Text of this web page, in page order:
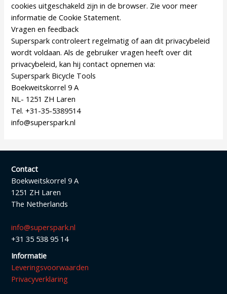
cookies uitgeschakeld zijn in de browser. Zie voor meer
informatie de Cookie Statement.
Vragen en feedback
Superspark controleert regelmatig of aan dit privacybeleid
wordt voldaan. Als de gebruiker vragen heeft over dit
privacybeleid, kan hij contact opnemen via:
Superspark Bicycle Tools
Boekweitskorrel 9 A
NL- 1251 ZH Laren
Tel. +31-35-5389514
info@superspark.nl
Contact
Boekweitskorrel 9 A
1251 ZH Laren
The Netherlands
info@superspark.nl
+31 35 538 95 14
Informatie
Leveringsvoorwaarden
Privacyverklaring